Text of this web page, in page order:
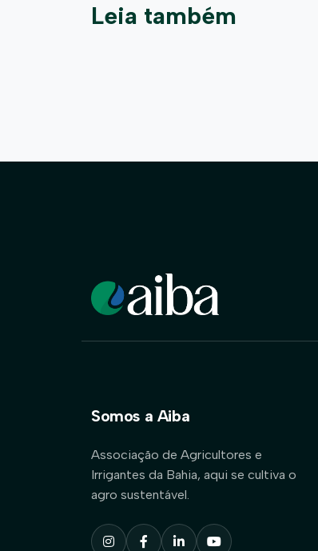
Leia também
Somos a Aiba
Associação de Agricultores e
Irrigantes da Bahia, aqui se cultiva o
agro sustentável.